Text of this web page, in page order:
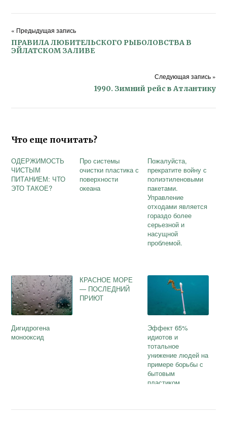
« Предыдущая запись
ПРАВИЛА ЛЮБИТЕЛЬСКОГО РЫБОЛОВСТВА В
ЭЙЛАТСКОМ ЗАЛИВЕ
Следующая запись »
1990. Зимний рейс в Атлантику
Что еще почитать?
ОДЕРЖИМОСТЬ
ЧИСТЫМ
ПИТАНИЕМ: ЧТО
ЭТО ТАКОЕ?
Про системы
очистки пластика с
поверхности
океана
Пожалуйста,
прекратите войну с
полиэтиленовыми
пакетами.
Управление
отходами является
гораздо более
серьезной и
насущной
проблемой.
Дигидрогена
монооксид
КРАСНОЕ МОРЕ
— ПОСЛЕДНИЙ
ПРИЮТ
Эффект 65%
идиотов и
тотальное
унижение людей на
примере борьбы с
бытовым
пластиком.